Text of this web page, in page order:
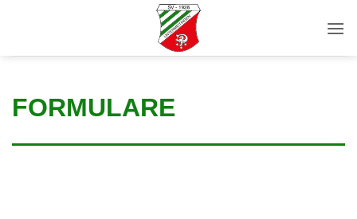
FORMULARE